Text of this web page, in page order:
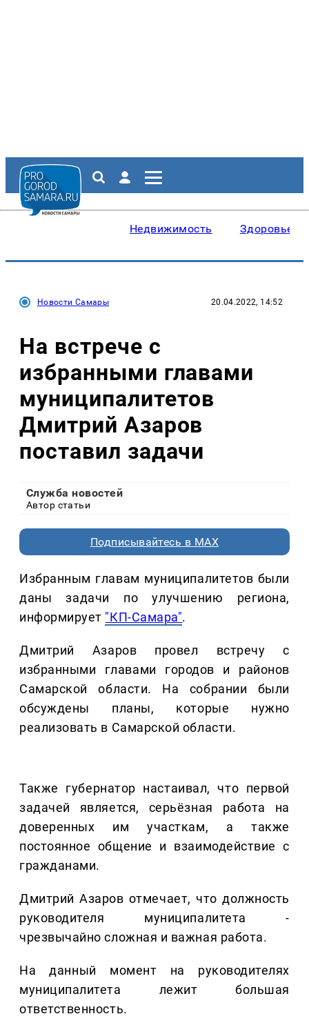
Недвижимость Здоровье
Новости Самары 20.04.2022, 14:52
На встрече с
избранными главами
муниципалитетов
Дмитрий Азаров
поставил задачи
Служба новостей
Автор статьи
Подписывайтесь в MAX
Избранным главам муниципалитетов были
даны задачи по улучшению региона,
информирует "КП-Самара".
Дмитрий Азаров провел встречу с
избранными главами городов и районов
Самарской области. На собрании были
обсуждены планы, которые нужно
реализовать в Самарской области.
Также губернатор настаивал, что первой
задачей является, серьёзная работа на
доверенных им участкам, а также
постоянное общение и взаимодействие с
гражданами.
Дмитрий Азаров отмечает, что должность
руководителя муниципалитета -
чрезвычайно сложная и важная работа.
На данный момент на руководителях
муниципалитета лежит большая
ответственность.